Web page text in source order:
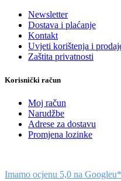
Newsletter
Dostava i plaćanje
Kontakt
Uvjeti korištenja i
Zaštita privatnosti
Korisnički račun
Moj račun
Narudžbe
Adrese za dostavu
Promjena lozinke
Imamo ocjenu 5,0 na Googleu*